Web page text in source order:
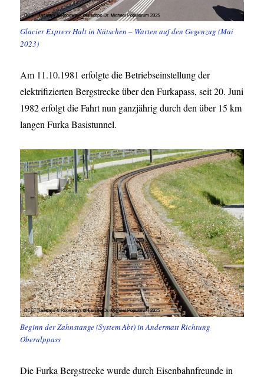
Glacier Express Halt in Nätschen – Warten auf den Gegenzug (Mai
2023)
Am 11.10.1981 erfolgte die Betriebseinstellung der
elektrifizierten Bergstrecke über den Furkapass, seit 20. Juni
1982 erfolgt die Fahrt nun ganzjährig durch den über 15 km
langen Furka Basistunnel.
Beginn der Zahnstange (System Abt) in Andermatt Richtung
Oberalppass
Die Furka Bergstrecke wurde durch Eisenbahnfreunde in